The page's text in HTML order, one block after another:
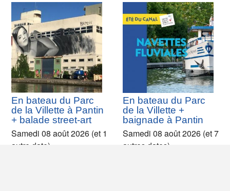
En bateau du Parc
de la Villette à Pantin
+ balade street-art
Samedi 08 août 2026 (et 1
autre date)
En bateau du Parc
de la Villette +
baignade à Pantin
Samedi 08 août 2026 (et 7
autres dates)